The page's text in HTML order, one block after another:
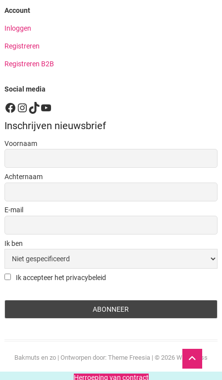
Account
Inloggen
Registreren
Registreren B2B
Social media
Facebook
Instagram
TikTok
YouTube
Inschrijven nieuwsbrief
Voornaam
Achternaam
E-mail
Ik ben
Ik accepteer het privacybeleid
Bakmuts en zo| Ontworpen door: Theme Freesia | © 2026 WordPress
Herroeping van contract